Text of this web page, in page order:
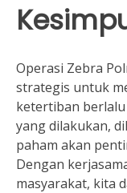
Operasi Zebra
strategis untuk
ketertiban
yang dilakukan,
paham akan
Dengan
masyarakat, kita